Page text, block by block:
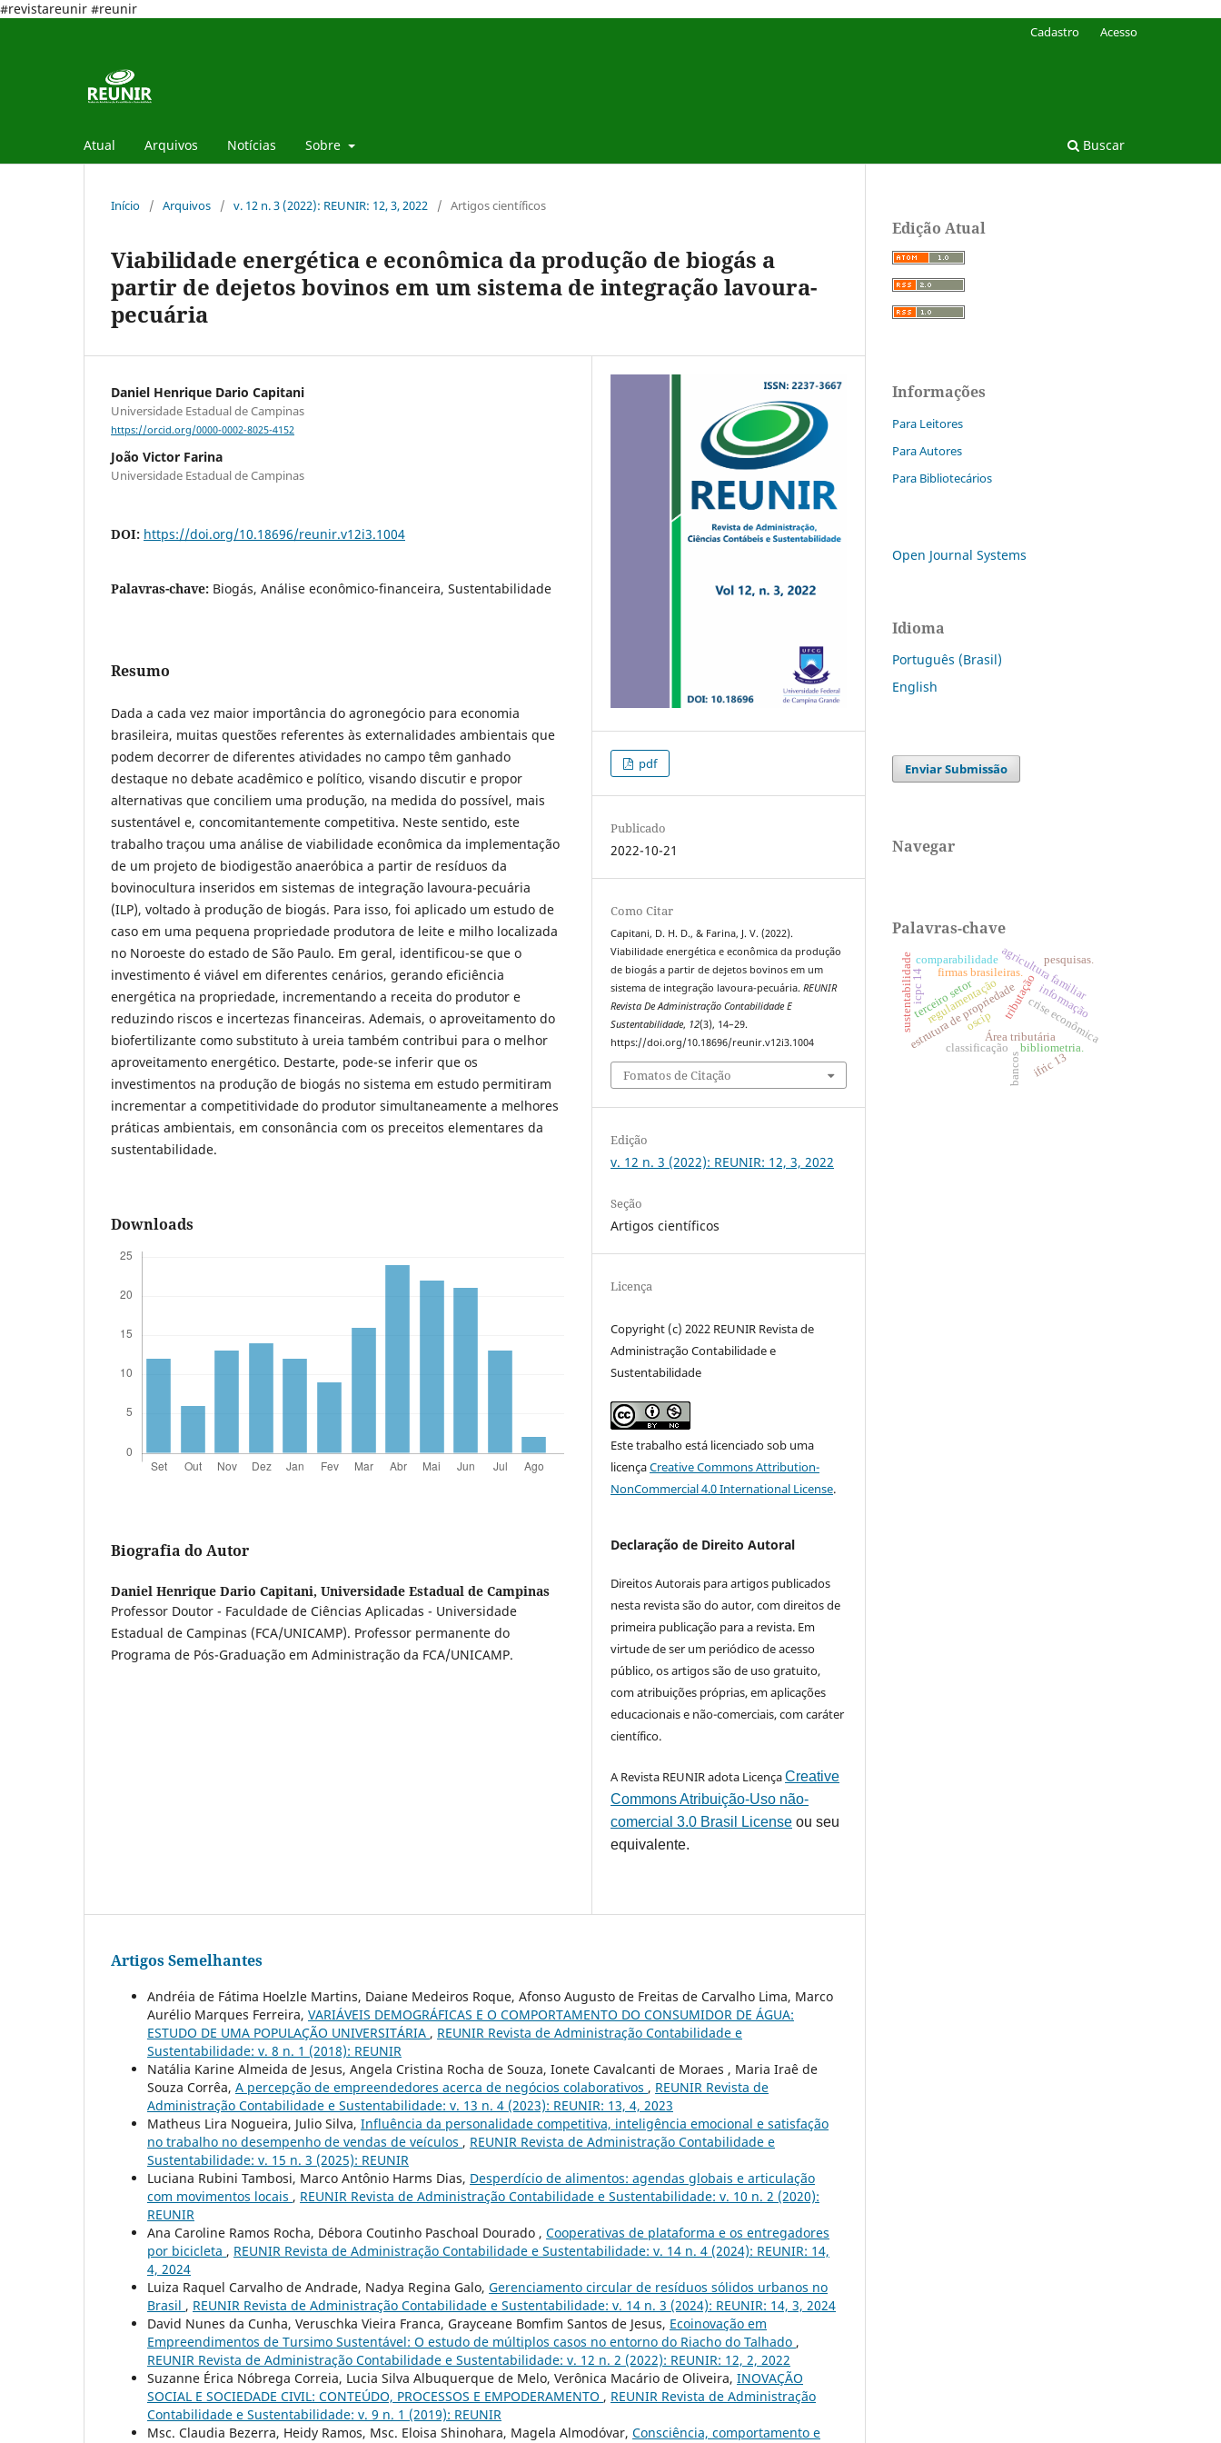
#revistareunir #reunir
Atual Arquivos Notícias Sobre Buscar
Cadastro Acesso
Início / Arquivos / v. 12 n. 3 (2022): REUNIR: 12, 3, 2022 / Artigos científicos
Viabilidade energética e econômica da produção de biogás a
partir de dejetos bovinos em um sistema de integração lavoura-
pecuária
Daniel Henrique Dario Capitani
Universidade Estadual de Campinas
https://orcid.org/0000-0002-8025-4152
João Victor Farina
Universidade Estadual de Campinas
DOI: https://doi.org/10.18696/reunir.v12i3.1004
Palavras-chave: Biogás, Análise econômico-financeira, Sustentabilidade
Resumo
Dada a cada vez maior importância do agronegócio para economia
brasileira, muitas questões referentes às externalidades ambientais que
podem decorrer de diferentes atividades no campo têm ganhado
destaque no debate acadêmico e político, visando discutir e propor
alternativas que conciliem uma produção, na medida do possível, mais
sustentável e, concomitantemente competitiva. Neste sentido, este
trabalho traçou uma análise de viabilidade econômica da implementação
de um projeto de biodigestão anaeróbica a partir de resíduos da
bovinocultura inseridos em sistemas de integração lavoura-pecuária
(ILP), voltado à produção de biogás. Para isso, foi aplicado um estudo de
caso em uma pequena propriedade produtora de leite e milho localizada
no Noroeste do estado de São Paulo. Em geral, identificou-se que o
investimento é viável em diferentes cenários, gerando eficiência
energética na propriedade, incrementando a receita do produtor e
reduzindo riscos e incertezas financeiras. Ademais, o aproveitamento do
biofertilizante como substituto à ureia também contribui para o melhor
aproveitamento energético. Destarte, pode-se inferir que os
investimentos na produção de biogás no sistema em estudo permitiram
incrementar a competitividade do produtor simultaneamente a melhores
práticas ambientais, em consonância com os preceitos elementares da
sustentabilidade.
Downloads
Biografia do Autor
Daniel Henrique Dario Capitani, Universidade Estadual de Campinas
Professor Doutor - Faculdade de Ciências Aplicadas - Universidade
Estadual de Campinas (FCA/UNICAMP). Professor permanente do
Programa de Pós-Graduação em Administração da FCA/UNICAMP.
pdf
Publicado
2022-10-21
Como Citar
Capitani, D. H. D., & Farina, J. V. (2022).
Viabilidade energética e econômica da produção
de biogás a partir de dejetos bovinos em um
sistema de integração lavoura-pecuária.REUNIR
Revista De Administração Contabilidade E
Sustentabilidade, 12(3), 14–29.
https://doi.org/10.18696/reunir.v12i3.1004
Fomatos de Citação
Edição
v. 12 n. 3 (2022): REUNIR: 12, 3, 2022
Seção
Artigos científicos
Licença
Copyright (c) 2022 REUNIR Revista de
Administração Contabilidade e
Sustentabilidade
Este trabalho está licenciado sob uma
licençaCreative Commons Attribution-
NonCommercial 4.0 International License.
Declaração de Direito Autoral
Direitos Autorais para artigos publicados
nesta revista são do autor, com direitos de
primeira publicação para a revista. Em
virtude de ser um periódico de acesso
público, os artigos são de uso gratuito,
com atribuições próprias, em aplicações
educacionais e não-comerciais, com caráter
científico.
A Revista REUNIR adota LicençaCreative
Commons Atribuição-Uso não-
comercial 3.0 Brasil License ou seu
equivalente.
Artigos Semelhantes
Andréia de Fátima Hoelzle Martins, Daiane Medeiros Roque, Afonso Augusto de Freitas de Carvalho Lima, Marco
Aurélio Marques Ferreira, VARIÁVEIS DEMOGRÁFICAS E O COMPORTAMENTO DO CONSUMIDOR DE ÁGUA:
ESTUDO DE UMA POPULAÇÃO UNIVERSITÁRIA , REUNIR Revista de Administração Contabilidade e
Sustentabilidade: v. 8 n. 1 (2018): REUNIR
Natália Karine Almeida de Jesus, Angela Cristina Rocha de Souza, Ionete Cavalcanti de Moraes , Maria Iraê de
Souza Corrêa, A percepção de empreendedores acerca de negócios colaborativos , REUNIR Revista de
Administração Contabilidade e Sustentabilidade: v. 13 n. 4 (2023): REUNIR: 13, 4, 2023
Matheus Lira Nogueira, Julio Silva, Influência da personalidade competitiva, inteligência emocional e satisfação
no trabalho no desempenho de vendas de veículos , REUNIR Revista de Administração Contabilidade e
Sustentabilidade: v. 15 n. 3 (2025): REUNIR
Luciana Rubini Tambosi, Marco Antônio Harms Dias, Desperdício de alimentos: agendas globais e articulação
com movimentos locais , REUNIR Revista de Administração Contabilidade e Sustentabilidade: v. 10 n. 2 (2020):
REUNIR
Ana Caroline Ramos Rocha, Débora Coutinho Paschoal Dourado , Cooperativas de plataforma e os entregadores
por bicicleta , REUNIR Revista de Administração Contabilidade e Sustentabilidade: v. 14 n. 4 (2024): REUNIR: 14,
4, 2024
Luiza Raquel Carvalho de Andrade, Nadya Regina Galo, Gerenciamento circular de resíduos sólidos urbanos no
Brasil , REUNIR Revista de Administração Contabilidade e Sustentabilidade: v. 14 n. 3 (2024): REUNIR: 14, 3, 2024
David Nunes da Cunha, Veruschka Vieira Franca, Grayceane Bomfim Santos de Jesus, Ecoinovação em
Empreendimentos de Tursimo Sustentável: O estudo de múltiplos casos no entorno do Riacho do Talhado ,
REUNIR Revista de Administração Contabilidade e Sustentabilidade: v. 12 n. 2 (2022): REUNIR: 12, 2, 2022
Suzanne Érica Nóbrega Correia, Lucia Silva Albuquerque de Melo, Verônica Macário de Oliveira, INOVAÇÃO
SOCIAL E SOCIEDADE CIVIL: CONTEÚDO, PROCESSOS E EMPODERAMENTO , REUNIR Revista de Administração
Contabilidade e Sustentabilidade: v. 9 n. 1 (2019): REUNIR
Msc. Claudia Bezerra, Heidy Ramos, Msc. Eloisa Shinohara, Magela Almodóvar, Consciência, comportamento e
Edição Atual
Informações
Para Leitores
Para Autores
Para Bibliotecários
Open Journal Systems
Idioma
Português (Brasil)
English
Enviar Submissão
Navegar
Palavras-chave
classificação
Área tributária
tributação
estrutura de propriedade
firmas brasileiras.agricultura familiar
bibliometria.
bancos
crise econômica
regulamentação
pesquisas.
terceiro setor
oscip
sustentabilidade
ifric 13
comparabilidade
icpc 14 informação